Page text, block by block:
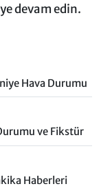
devam edin.
Hava Durumu
ve Fikstür
Haberleri